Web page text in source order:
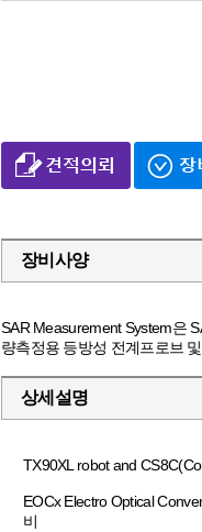
장비사양
SAR Measurement System은
량측정용 등방성 전계프로브
상세설명
TX90XL robot and
EOCx Electro Optical
비